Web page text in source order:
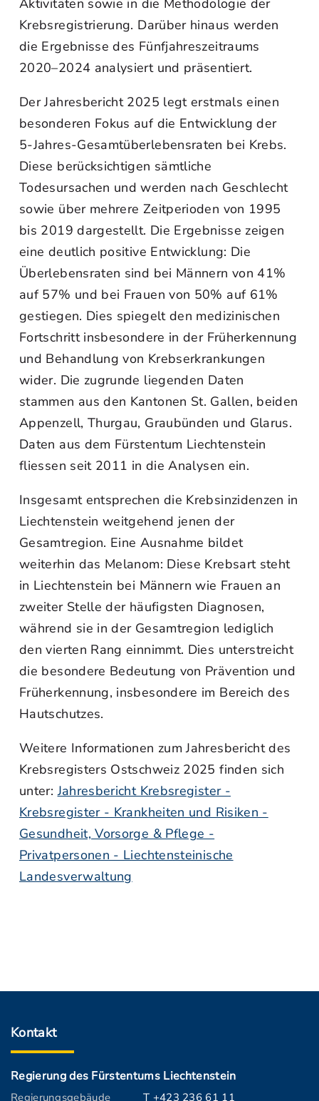
Aktivitäten sowie in die Methodologie der
Krebsregistrierung. Darüber hinaus werden
die Ergebnisse des Fünfjahreszeitraums
2020–2024 analysiert und präsentiert.
Der Jahresbericht 2025 legt erstmals einen
besonderen Fokus auf die Entwicklung der
5‑Jahres-Gesamtüberlebensraten bei Krebs.
Diese berücksichtigen sämtliche
Todesursachen und werden nach Geschlecht
sowie über mehrere Zeitperioden von 1995
bis 2019 dargestellt. Die Ergebnisse zeigen
eine deutlich positive Entwicklung: Die
Überlebensraten sind bei Männern von 41%
auf 57% und bei Frauen von 50% auf 61%
gestiegen. Dies spiegelt den medizinischen
Fortschritt insbesondere in der Früherkennung
und Behandlung von Krebserkrankungen
wider. Die zugrunde liegenden Daten
stammen aus den Kantonen St. Gallen, beiden
Appenzell, Thurgau, Graubünden und Glarus.
Daten aus dem Fürstentum Liechtenstein
fliessen seit 2011 in die Analysen ein.
Insgesamt entsprechen die Krebsinzidenzen in
Liechtenstein weitgehend jenen der
Gesamtregion. Eine Ausnahme bildet
weiterhin das Melanom: Diese Krebsart steht
in Liechtenstein bei Männern wie Frauen an
zweiter Stelle der häufigsten Diagnosen,
während sie in der Gesamtregion lediglich
den vierten Rang einnimmt. Dies unterstreicht
die besondere Bedeutung von Prävention und
Früherkennung, insbesondere im Bereich des
Hautschutzes.
Weitere Informationen zum Jahresbericht des
Krebsregisters Ostschweiz 2025 finden sich
unter:Jahresbericht Krebsregister -
Krebsregister - Krankheiten und Risiken -
Gesundheit, Vorsorge & Pflege -
Privatpersonen - Liechtensteinische
Landesverwaltung
Kontakt
Regierung des Fürstentums Liechtenstein
Regierungsgebäude T +423 236 61 11